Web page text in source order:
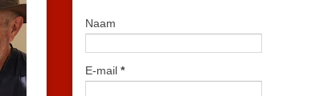
Naam
E-mail *